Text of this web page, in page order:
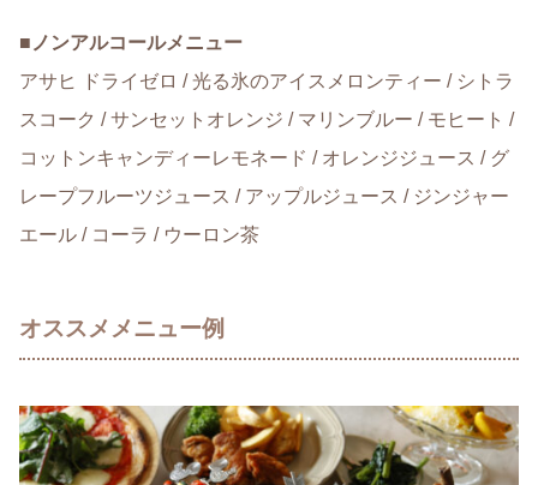
■ ノンアルコールメニュー
アサヒ ドライゼロ / 光る氷のアイスメロンティー / シトラ
スコーク / サンセットオレンジ / マリンブルー / モヒート /
コットンキャンディーレモネード / オレンジジュース / グ
レープフルーツジュース / アップルジュース / ジンジャー
エール / コーラ / ウーロン茶
オススメメニュー例